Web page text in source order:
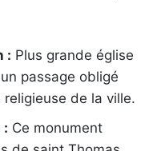
: Plus grande église
passage obligé
religieuse de la ville.
: Ce monument